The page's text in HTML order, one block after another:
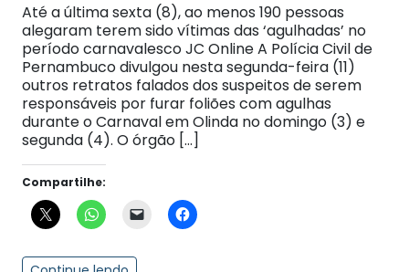
Até a última sexta (8), ao menos 190 pessoas
alegaram terem sido vítimas das ‘agulhadas’ no
período carnavalesco JC Online A Polícia Civil de
Pernambuco divulgou nesta segunda-feira (11)
outros retratos falados dos suspeitos de serem
responsáveis por furar foliões com agulhas
durante o Carnaval em Olinda no domingo (3) e
segunda (4). O órgão […]
Compartilhe: